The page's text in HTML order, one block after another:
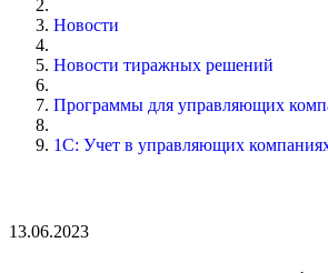
Новости
Новости тиражных решений
Программы для управляющих
1С: Учет в управляющих
13.06.2023